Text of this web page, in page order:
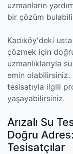
uzmanların
bir çözüm
Kadıköy'deki usta
çözmek için
uzmanlıklarıyla
emin olabilirsiniz.
tesisatıyla ilgili
yaşayabilirsiniz.
Arızalı Su
Doğru
Tesisatçılar